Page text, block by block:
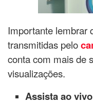
Importante lembrar
transmitidas pelo
conta com mais de
visualizações.
Assista ao